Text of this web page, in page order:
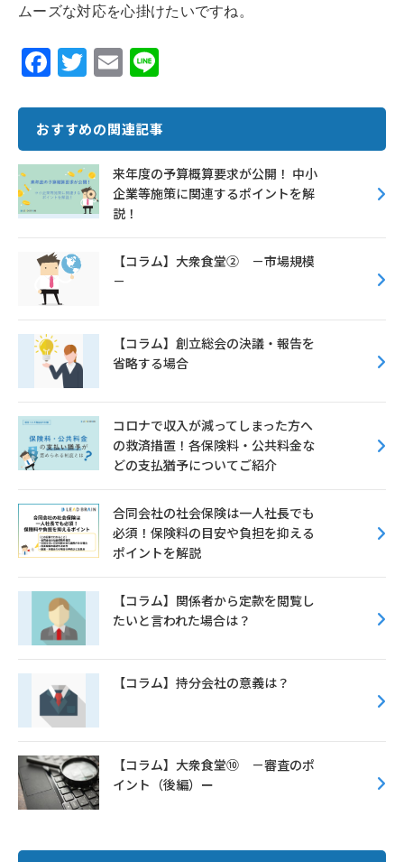
ムーズな対応を心掛けたいですね。
F
e
b
o
o
k
T
it
te
r
E
ai
l
e
おすすめの関連記事
来年度の予算概算要求が公開！ 中小
企業等施策に関連するポイントを解
説！
【コラム】大衆食堂② －市場規模
－
【コラム】創立総会の決議・報告を
省略する場合
コロナで収入が減ってしまった方へ
の救済措置！各保険料・公共料金な
どの支払猶予についてご紹介
合同会社の社会保険は一人社長でも
必須！保険料の目安や負担を抑える
ポイントを解説
【コラム】関係者から定款を閲覧し
たいと言われた場合は？
【コラム】持分会社の意義は？
【コラム】大衆食堂⑩ －審査のポ
イント（後編）ー